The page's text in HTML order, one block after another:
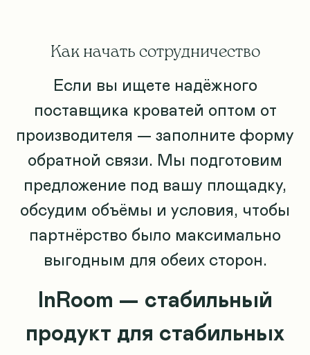
Как начать сотрудничество
Если вы ищете надёжного
поставщика кроватей оптом от
производителя — заполните форму
обратной связи. Мы подготовим
предложение под вашу площадку,
обсудим объёмы и условия, чтобы
партнёрство было максимально
выгодным для обеих сторон.
InRoom — стабильный
продукт для стабильных